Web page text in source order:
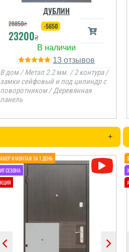
ДУБЛИН
28850₴
23200₴
-5650
13
В дом / Метал 2.2 мм. / 2 контура /
замки сейфовый и под цилиндр с
поворотником / Деревянная
панель
+